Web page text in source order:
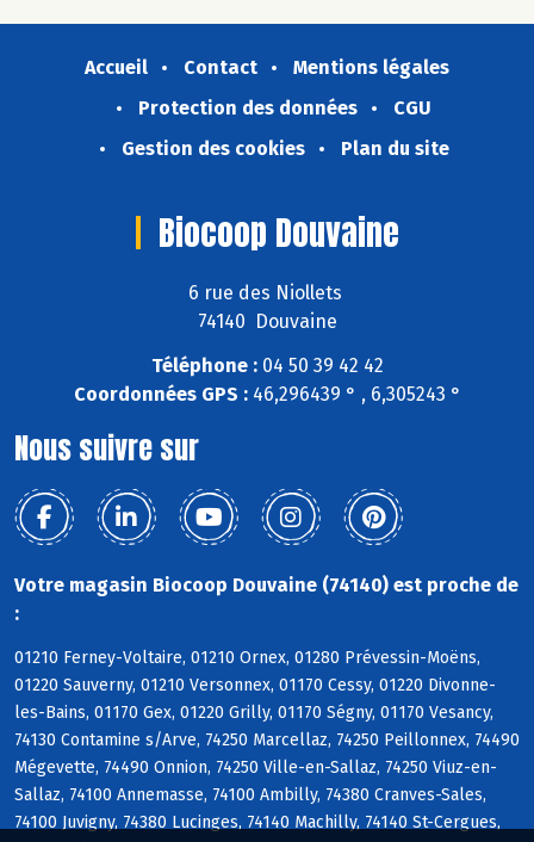
Accueil Contact
Mentions légales
Protection des données
CGU
Gestion des cookies
Plan du site
Biocoop Douvaine
6 rue des Niollets
74140 Douvaine
Téléphone :04 50 39 42 42
Coordonnées GPS :46,296439 ° , 6,305243 °
Nous suivre sur
Votre magasin Biocoop Douvaine (74140) est proche de
:
01210 Ferney-Voltaire, 01210 Ornex, 01280 Prévessin-Moëns,
01220 Sauverny, 01210 Versonnex, 01170 Cessy, 01220 Divonne-
les-Bains, 01170 Gex, 01220 Grilly, 01170 Ségny, 01170 Vesancy,
74130 Contamine s/Arve, 74250 Marcellaz, 74250 Peillonnex, 74490
Mégevette, 74490 Onnion, 74250 Ville-en-Sallaz, 74250 Viuz-en-
Sallaz, 74100 Annemasse, 74100 Ambilly, 74380 Cranves-Sales,
74100 Juvigny, 74380 Lucinges, 74140 Machilly, 74140 St-Cergues,